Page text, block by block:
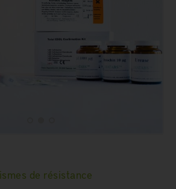
de résistance